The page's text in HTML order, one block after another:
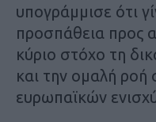
υπογράμμισε ότι
προσπάθεια προς
κύριο στόχο τη
και την ομαλή
ευρωπαϊκών